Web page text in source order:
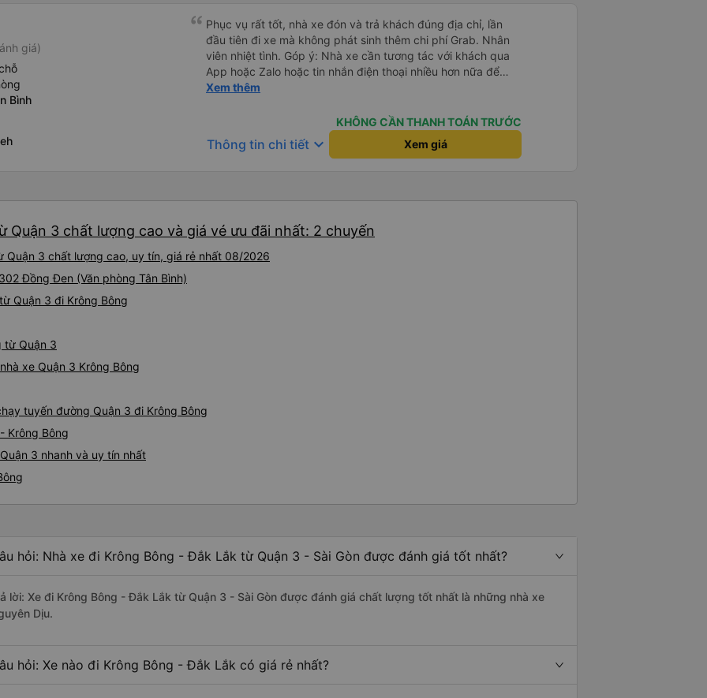
giá)
Bình
Phục vụ rất tốt, nhà xe đón và trả khách đúng địa chỉ, lần
đầu tiên đi xe mà không phát sinh thêm chi phí Grab. Nhân
viên nhiệt tình. Góp ý: Nhà xe cần tương tác với khách qua
App hoặc Zalo hoặc tin nhắn điện thoại nhiều hơn nữa để
hành khách yên tâm đặc biệt là khách đặt vé qua App. Chân
Xem thêm
KHÔNG CẦN THANH TOÁN TRƯỚC
Thông tin chi tiết keyboard_arrow_down Xem giá
Quận 3 chất lượng cao và giá vé ưu đãi nhất: 2 chuyến
Quận 3 chất lượng cao, uy tín, giá rẻ nhất 08/2026
Đồng Đen (Văn phòng Tân Bình)
Quận 3 đi Krông Bông
từ Quận 3
xe Quận 3 Krông Bông
tuyến đường Quận 3 đi Krông Bông
Krông Bông
3 nhanh và uy tín nhất
hỏi: Nhà xe đi Krông Bông - Đắk Lắk từ Quận 3 - Sài Gòn được đánh giá tốt nhất?
lời: Xe đi Krông Bông - Đắk Lắk từ Quận 3 - Sài Gòn được đánh giá chất lượng tốt nhất là những nhà xe
Dịu.
hỏi: Xe nào đi Krông Bông - Đắk Lắk có giá rẻ nhất?